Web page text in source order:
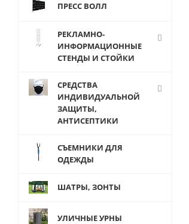
ПРЕСС ВОЛЛ
РЕКЛАМНО-
ИНФОРМАЦИОННЫЕ
СТЕНДЫ И СТОЙКИ
СРЕДСТВА
ИНДИВИДУАЛЬНОЙ
ЗАЩИТЫ,
АНТИСЕПТИКИ
СЪЕМНИКИ ДЛЯ
ОДЕЖДЫ
ШАТРЫ, ЗОНТЫ
УЛИЧНЫЕ УРНЫ